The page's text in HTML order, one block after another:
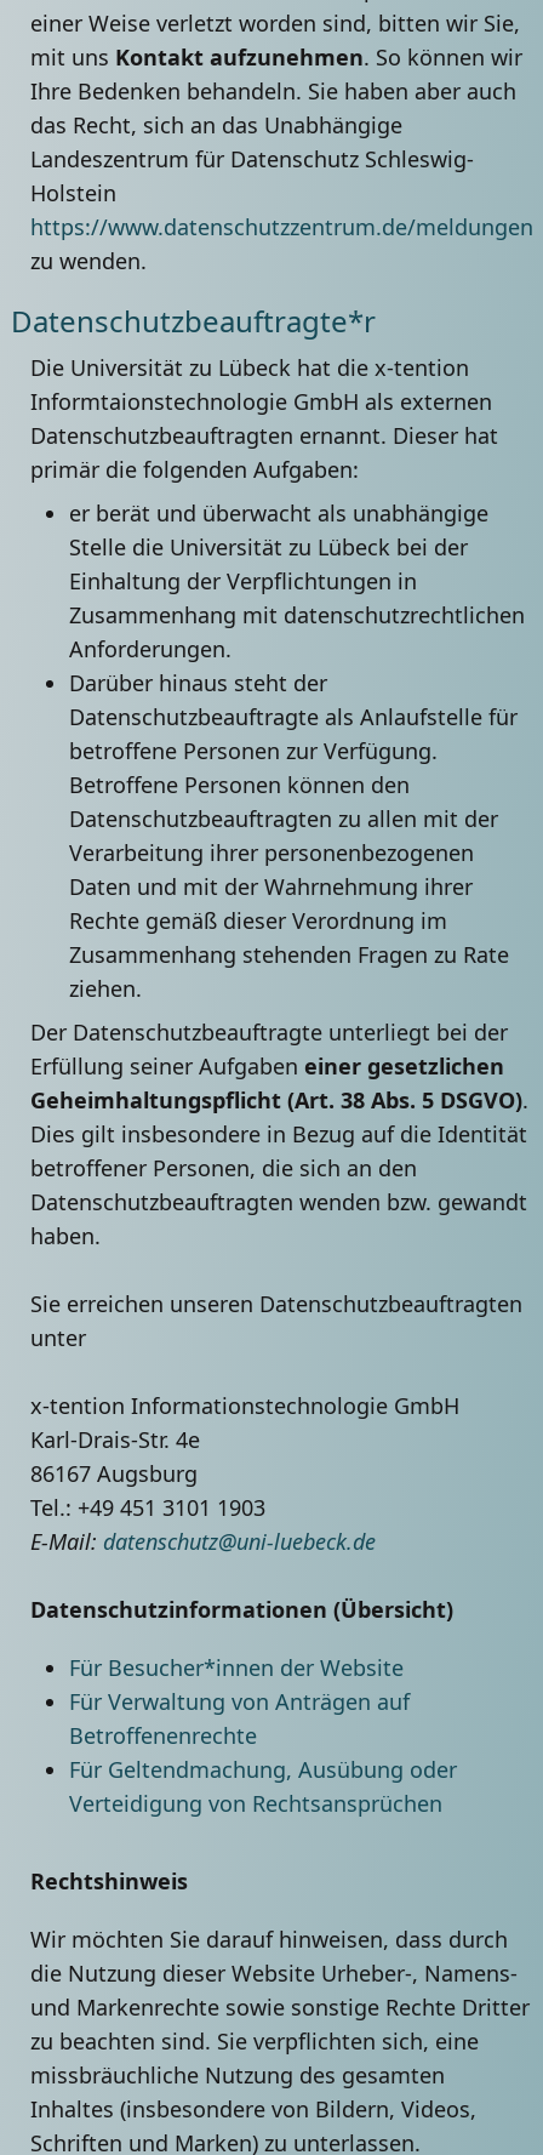
einer Weise verletzt worden sind, bitten wir Sie,
mit uns Kontakt aufzunehmen. So können wir
Ihre Bedenken behandeln. Sie haben aber auch
das Recht, sich an das Unabhängige
Landeszentrum für Datenschutz Schleswig-
Holstein
https://www.datenschutzzentrum.de/meldungen
zu wenden.
Datenschutzbeauftragte*r
Die Universität zu Lübeck hat die x-tention
Informtaionstechnologie GmbH als externen
Datenschutzbeauftragten ernannt. Dieser hat
primär die folgenden Aufgaben:
er berät und überwacht als unabhängige
Stelle die Universität zu Lübeck bei der
Einhaltung der Verpflichtungen in
Zusammenhang mit datenschutzrechtlichen
Anforderungen.
Darüber hinaus steht der
Datenschutzbeauftragte als Anlaufstelle für
betroffene Personen zur Verfügung.
Betroffene Personen können den
Datenschutzbeauftragten zu allen mit der
Verarbeitung ihrer personenbezogenen
Daten und mit der Wahrnehmung ihrer
Rechte gemäß dieser Verordnung im
Zusammenhang stehenden Fragen zu Rate
ziehen.
Der Datenschutzbeauftragte unterliegt bei der
Erfüllung seiner Aufgaben einer gesetzlichen
Geheimhaltungspflicht (Art. 38 Abs. 5 DSGVO).
Dies gilt insbesondere in Bezug auf die Identität
betroffener Personen, die sich an den
Datenschutzbeauftragten wenden bzw. gewandt
haben.
Sie erreichen unseren Datenschutzbeauftragten
unter
x-tention Informationstechnologie GmbH
Karl-Drais-Str. 4e
86167 Augsburg
Tel.: +49 451 3101 1903
E-Mail: datenschutz@uni-luebeck.de
Datenschutzinformationen (Übersicht)
Für Besucher*innen der Website
Für Verwaltung von Anträgen auf
Betroffenenrechte
Für Geltendmachung, Ausübung oder
Verteidigung von Rechtsansprüchen
Rechtshinweis
Wir möchten Sie darauf hinweisen, dass durch
die Nutzung dieser Website Urheber-, Namens-
und Markenrechte sowie sonstige Rechte Dritter
zu beachten sind. Sie verpflichten sich, eine
missbräuchliche Nutzung des gesamten
Inhaltes (insbesondere von Bildern, Videos,
Schriften und Marken) zu unterlassen.